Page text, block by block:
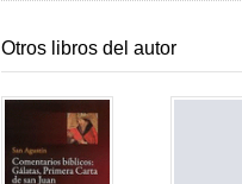
Otros libros del autor